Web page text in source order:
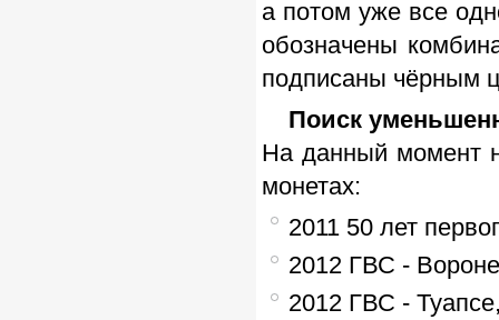
а потом уже все
обозначены
подписаны чёрным
Поиск
На данный момент
монетах:
2011 50 лет
2012 ГВС -
2012 ГВС -